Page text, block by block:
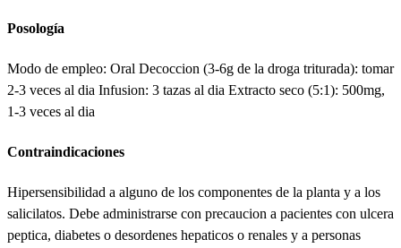
Posología
Modo de empleo: Oral Decoccion (3-6g de la droga triturada): tomar
2-3 veces al dia Infusion: 3 tazas al dia Extracto seco (5:1): 500mg,
1-3 veces al dia
Contraindicaciones
Hipersensibilidad a alguno de los componentes de la planta y a los
salicilatos. Debe administrarse con precaucion a pacientes con ulcera
peptica, diabetes o desordenes hepaticos o renales y a personas